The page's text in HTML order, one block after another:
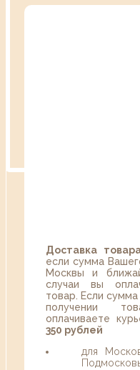
Доставка
если сумма
Москвы и
случаи вы
товар. Если
получении
оплачиваете
350 рублей
для